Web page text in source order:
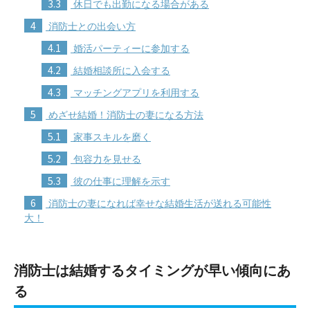
3.3 休日でも出勤になる場合がある
4 消防士との出会い方
4.1 婚活パーティーに参加する
4.2 結婚相談所に入会する
4.3 マッチングアプリを利用する
5 めざせ結婚！消防士の妻になる方法
5.1 家事スキルを磨く
5.2 包容力を見せる
5.3 彼の仕事に理解を示す
6
消防士の妻になれば幸せな結婚生活が送れる可能性
大！
消防士は結婚するタイミングが早い傾向にあ
る